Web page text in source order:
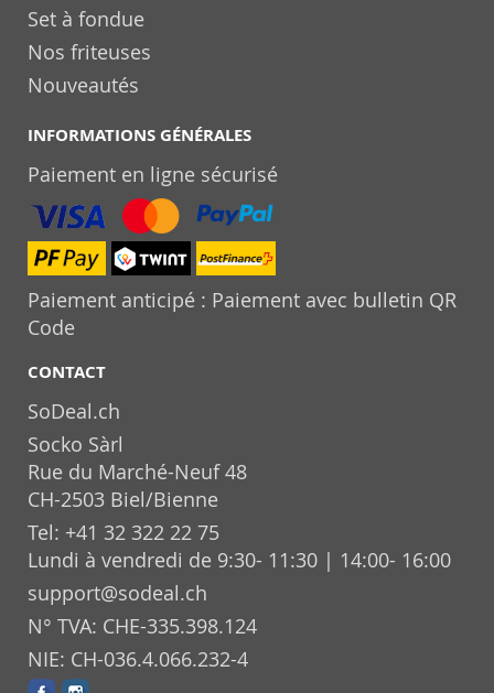
Set à fondue
Nos friteuses
Nouveautés
INFORMATIONS GÉNÉRALES
Paiement en ligne sécurisé
Paiement anticipé : Paiement avec bulletin QR
Code
CONTACT
SoDeal.ch
Socko Sàrl
Rue du Marché-Neuf 48
CH-2503 Biel/Bienne
Tel: +41 32 322 22 75
Lundi à vendredi de 9:30- 11:30 | 14:00- 16:00
support@sodeal.ch
N° TVA: CHE-335.398.124
NIE: CH-036.4.066.232-4